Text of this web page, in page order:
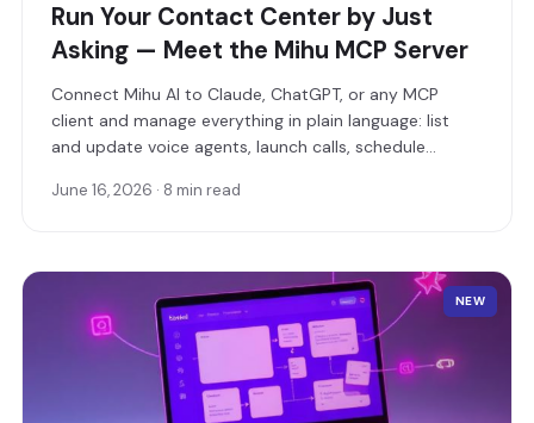
Run Your Contact Center by Just
Asking — Meet the Mihu MCP Server
Connect Mihu AI to Claude, ChatGPT, or any MCP
client and manage everything in plain language: list
and update voice agents, launch calls, schedule
single line of API code.
June 16, 2026 · 8 min read
NEW